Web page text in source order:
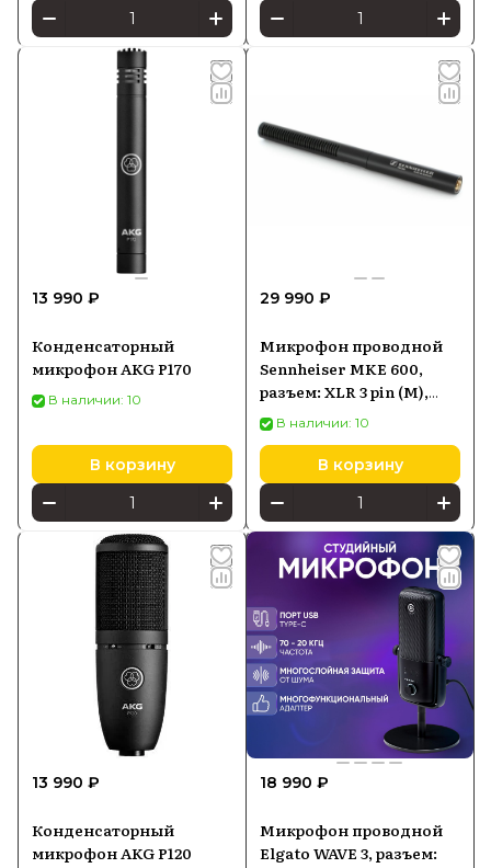
13 990 ₽
Конденсаторный
микрофон AKG P170
В наличии: 10
В корзину
29 990 ₽
Микрофон проводной
Sennheiser MKE 600,
разъем: XLR 3 pin (M),
черный
В наличии: 10
В корзину
13 990 ₽
Конденсаторный
микрофон AKG P120
18 990 ₽
Микрофон проводной
Elgato WAVE 3, разъем: